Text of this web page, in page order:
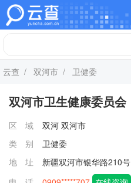
云查 / 双河市 / 卫健委
双河市卫生健康委员会
区 域 双河 双河市
类 别
卫健委
地 址
新疆双河市银华路210号